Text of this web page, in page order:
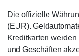
Die offizielle
(EUR).
Kreditkarten
und Geschäften